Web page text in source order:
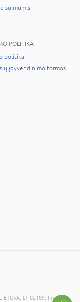
su mumis
POLITIKA
politika
įgyvendinimo formos
LT-02189, Įmonės